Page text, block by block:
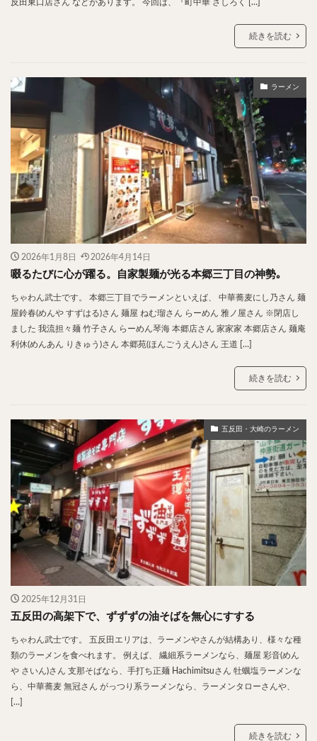
反田東口店さん などがあります。 今回は、『町中華 さしろく […]
続きを読む
ラーメン
2026年1月8日 2026年4月14日
啜るたびに心が躍る。自家製麺が光る本郷三丁目の神勢｡
ちゃわん武士です。 本郷三丁目でラーメンといえば、 中華蕎麦にし乃さん 麺
屋鈴春(めんや すずはる)さん 麺屋 ねむ瑠さん らーめん 雅ノ屋さん ※閉店し
ました 我流担々麺 竹子さん らーめん琴海 本郷店さん 家家家 本郷店さん 麺庵
利休(めんあん りきゅう)さん 本郷苑(ほんごうえん)さん 王道 […]
続きを読む
五反田・大崎のラーメン
2025年12月31日
五反田の高架下で、ずずずの油そばを無心にすする
ちゃわん武士です。 五反田エリアは、ラーメンやさんが結構あり、様々な種
類のラーメンを食べれます。 例えば、 繊細系ラーメンなら、麺屋 彩音(めん
や さいん)さん 支那そばなら、手打ち正麺 Hachimitsuさん 牡蠣塩ラーメンな
ら、中華蕎麦 無冠さん がっつり系ラーメンなら、ラーメンタローさんや、
[…]
続きを読む